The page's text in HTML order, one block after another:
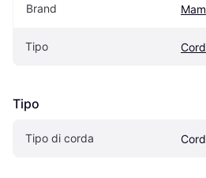
Brand
Tipo
Tipo
Tipo di corda